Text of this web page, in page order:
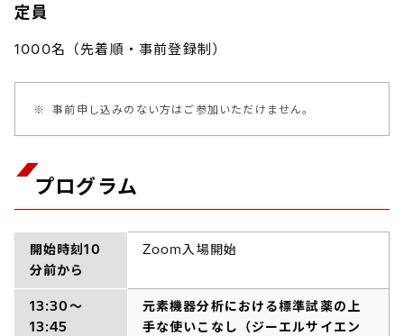
定員
1000名（先着順・事前登録制）
※ 事前申し込みのない方はご参加いただけません。
プログラム
開始時刻10
分前から
Zoom入場開始
13:30～
13:45
元素機器分析における標準試薬の上
手な使いこなし（ジーエルサイエン